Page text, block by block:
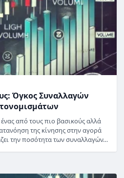
Όγκος Συναλλαγών
από τους πιο βασικούς αλλά
της κίνησης στην αγορά
την ποσότητα των συναλλαγών…